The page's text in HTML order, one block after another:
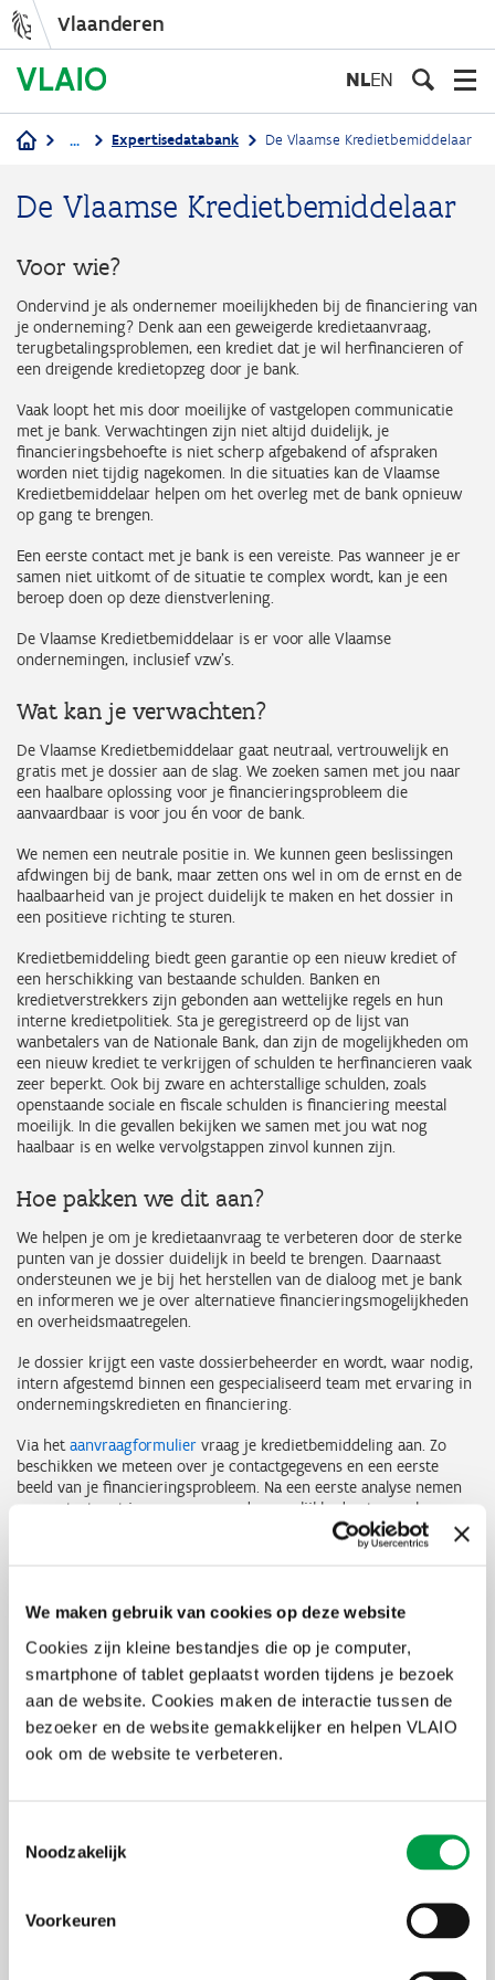
We maken gebruik van cookies op deze website
Cookies zijn kleine bestandjes die op je computer,
smartphone of tablet geplaatst worden tijdens je bezoek
aan de website. Cookies maken de interactie tussen de
bezoeker en de website gemakkelijker en helpen VLAIO
ook om de website te verbeteren.
Noodzakelijk
Voorkeuren
Vlaanderen
NLEN
... Expertisedatabank De Vlaamse Kredietbemiddelaar
De Vlaamse Kredietbemiddelaar
Voor wie?
Ondervind je als ondernemer moeilijkheden bij de financiering van
je onderneming? Denk aan een geweigerde kredietaanvraag,
terugbetalingsproblemen, een krediet dat je wil herfinancieren of
een dreigende kredietopzeg door je bank.
Vaak loopt het mis door moeilijke of vastgelopen communicatie
met je bank. Verwachtingen zijn niet altijd duidelijk, je
financieringsbehoefte is niet scherp afgebakend of afspraken
worden niet tijdig nagekomen. In die situaties kan de Vlaamse
Kredietbemiddelaar helpen om het overleg met de bank opnieuw
op gang te brengen.
Een eerste contact met je bank is een vereiste. Pas wanneer je er
samen niet uitkomt of de situatie te complex wordt, kan je een
beroep doen op deze dienstverlening.
De Vlaamse Kredietbemiddelaar is er voor alle Vlaamse
ondernemingen, inclusief vzw’s.
Wat kan je verwachten?
De Vlaamse Kredietbemiddelaar gaat neutraal, vertrouwelijk en
gratis met je dossier aan de slag. We zoeken samen met jou naar
een haalbare oplossing voor je financieringsprobleem die
aanvaardbaar is voor jou én voor de bank.
We nemen een neutrale positie in. We kunnen geen beslissingen
afdwingen bij de bank, maar zetten ons wel in om de ernst en de
haalbaarheid van je project duidelijk te maken en het dossier in
een positieve richting te sturen.
Kredietbemiddeling biedt geen garantie op een nieuw krediet of
een herschikking van bestaande schulden. Banken en
kredietverstrekkers zijn gebonden aan wettelijke regels en hun
interne kredietpolitiek. Sta je geregistreerd op de lijst van
wanbetalers van de Nationale Bank, dan zijn de mogelijkheden om
een nieuw krediet te verkrijgen of schulden te herfinancieren vaak
zeer beperkt. Ook bij zware en achterstallige schulden, zoals
openstaande sociale en fiscale schulden is financiering meestal
moeilijk. In die gevallen bekijken we samen met jou wat nog
haalbaar is en welke vervolgstappen zinvol kunnen zijn.
Hoe pakken we dit aan?
We helpen je om je kredietaanvraag te verbeteren door de sterke
punten van je dossier duidelijk in beeld te brengen. Daarnaast
ondersteunen we je bij het herstellen van de dialoog met je bank
en informeren we je over alternatieve financieringsmogelijkheden
en overheidsmaatregelen.
Je dossier krijgt een vaste dossierbeheerder en wordt, waar nodig,
intern afgestemd binnen een gespecialiseerd team met ervaring in
ondernemingskredieten en financiering.
Via hetaanvraagformulier vraag je kredietbemiddeling aan. Zo
beschikken we meteen over je contactgegevens en een eerste
beeld van je financieringsprobleem. Na een eerste analyse nemen
we contact met je op om samen de mogelijkheden te overlopen.
Had je nog geen contact met je bank en zoek je vooral algemene
financiering & subsidiesof eenVLAIO-bedrijfsadviseur.
Thema's Financiering
Toegang tot kapitaal
Moeilijkheden overwinnen
Kostprijs Gratis
Meer info over de Vlaamse Kredietbemiddelaar